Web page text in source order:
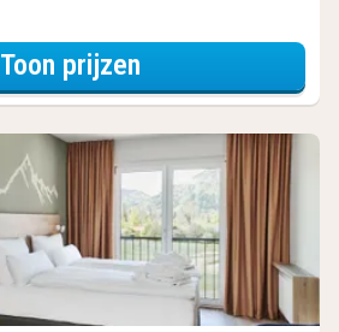
Toon prijzenvoor